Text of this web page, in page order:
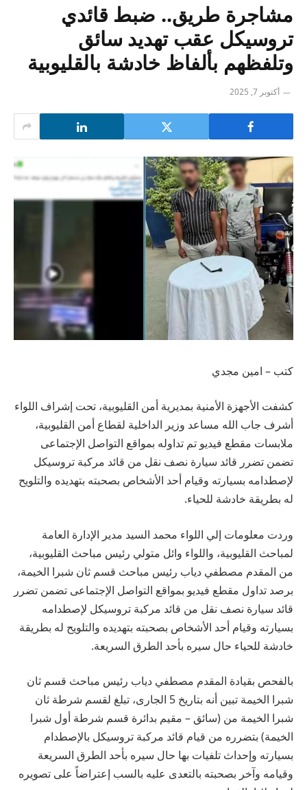
مشاجرة طريق.. ضبط قائدي
تروسيكل عقب تهديد سائق
وتلفظهم بألفاظ خادشة بالقليوبية
أكتوبر 7, 2025
كتب – امين مجدي
كشفت الأجهزة الأمنية بمديرية أمن القليوبية، تحت إشراف اللواء
أشرف جاب الله مساعد وزير الداخلية لقطاع أمن القليوبية،
ملابسات مقطع فيديو تم تداوله بمواقع التواصل الإجتماعى
تضمن تضرر قائد سيارة نصف نقل من قائد مركبة تروسيكل
لإصطدامه بسيارته وقيام أحد الأشخاص بصحبته بتهديده والتلويح
له بطريقة خادشة للحياء.
وردت معلومات إلي اللواء محمد السيد مدير الإدارة العامة
لمباحث القليوبية، واللواء وائل متولي رئيس مباحث القليوبية،
من المقدم مصطفي دياب رئيس مباحث قسم ثان شبرا الخيمة،
برصد تداول مقطع فيديو بمواقع التواصل الإجتماعى تضمن تضرر
قائد سيارة نصف نقل من قائد مركبة تروسيكل لإصطدامه
بسيارته وقيام أحد الأشخاص بصحبته بتهديده والتلويح له بطريقة
خادشة للحياء حال سيره بأحد الطرق السريعة.
بالفحص بقيادة المقدم مصطفي دياب رئيس مباحث قسم ثان
شبرا الخيمة تبين أنه بتاريخ 5 الجارى، تبلغ لقسم شرطة ثان
شبرا الخيمة من (سائق – مقيم بدائرة قسم شرطة أول شبرا
الخيمة) بتضرره من قيام قائد مركبة تروسيكل بالإصطدام
بسيارته وإحداث تلفيات بها حال سيره بأحد الطرق السريعة
وقيامه وآخر بصحبته بالتعدى عليه بالسب إعتراضاً على تصويره